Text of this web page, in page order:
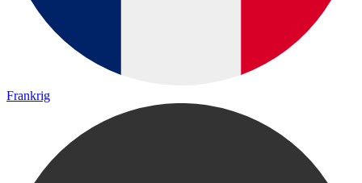
Frankrig